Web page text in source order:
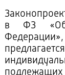
в ФЗ «Об
подлежащих